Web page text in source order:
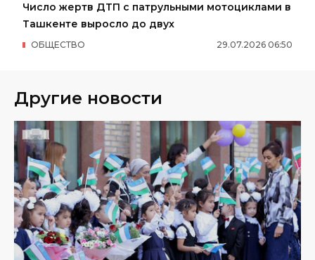
Число жертв ДТП с патрульными мотоциклами в
Ташкенте выросло до двух
29.07.2026 06:50
ОБЩЕСТВО
Другие новости